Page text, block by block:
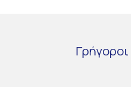
Γρήγοροι